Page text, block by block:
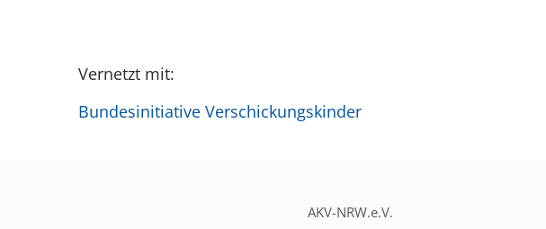
Vernetzt mit:
Bundesinitiative Verschickungskinder
AKV-NRW.e.V.